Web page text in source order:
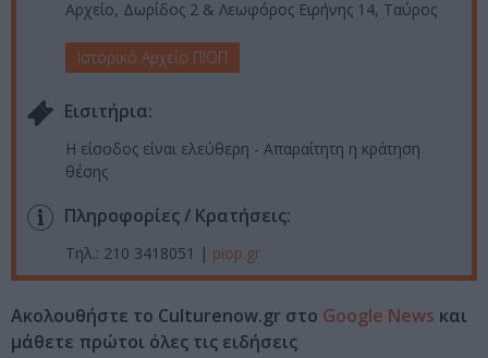
Αρχείο, Δωρίδος 2 & Λεωφόρος Ειρήνης 14, Ταύρος
Ιστορικό Αρχείο ΠΙΟΠ
Eισιτήρια:
Η είσοδος είναι ελεύθερη - Απαραίτητη η κράτηση
θέσης
Πληροφορίες / Κρατήσεις:
Τηλ.: 210 3418051 | piop.gr
Ακολουθήστε το Culturenow.gr στο Google News και
μάθετε πρώτοι όλες τις ειδήσεις